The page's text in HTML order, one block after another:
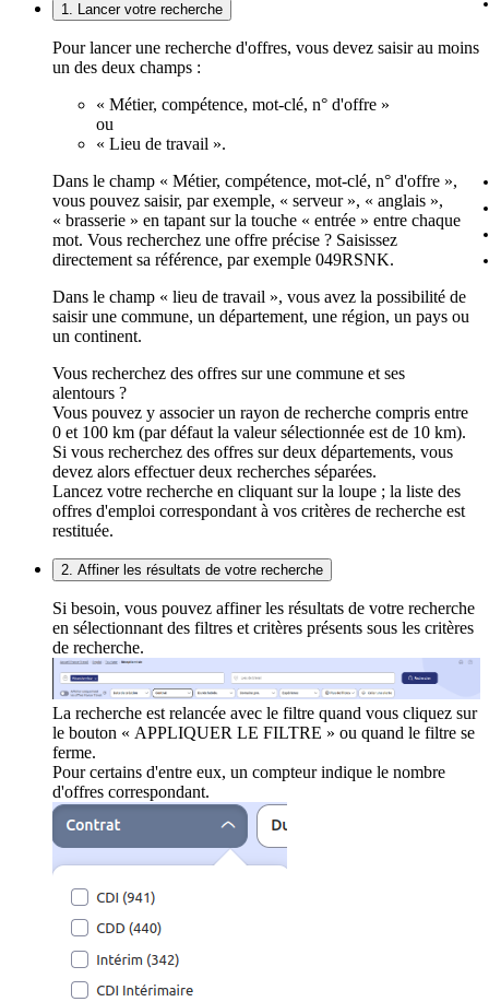
1. Lancer votre recherche
Pour lancer une recherche d'offres, vous devez saisir au moins
un des deux champs :
« Métier, compétence, mot-clé, n° d'offre »
ou
« Lieu de travail ».
Dans le champ « Métier, compétence, mot-clé, n° d'offre »,
vous pouvez saisir, par exemple, « serveur », « anglais »,
« brasserie » en tapant sur la touche « entrée » entre chaque
mot. Vous recherchez une offre précise ? Saisissez
directement sa référence, par exemple 049RSNK.
Dans le champ « lieu de travail », vous avez la possibilité de
saisir une commune, un département, une région, un pays ou
un continent.
Vous recherchez des offres sur une commune et ses
alentours ?
Vous pouvez y associer un rayon de recherche compris entre
0 et 100 km (par défaut la valeur sélectionnée est de 10 km).
Si vous recherchez des offres sur deux départements, vous
devez alors effectuer deux recherches séparées.
Lancez votre recherche en cliquant sur la loupe ; la liste des
offres d'emploi correspondant à vos critères de recherche est
restituée.
2. Affiner les résultats de votre recherche
Si besoin, vous pouvez affiner les résultats de votre recherche
en sélectionnant des filtres et critères présents sous les critères
de recherche.
La recherche est relancée avec le filtre quand vous cliquez sur
le bouton « APPLIQUER LE FILTRE » ou quand le filtre se
ferme.
Pour certains d'entre eux, un compteur indique le nombre
d'offres correspondant.